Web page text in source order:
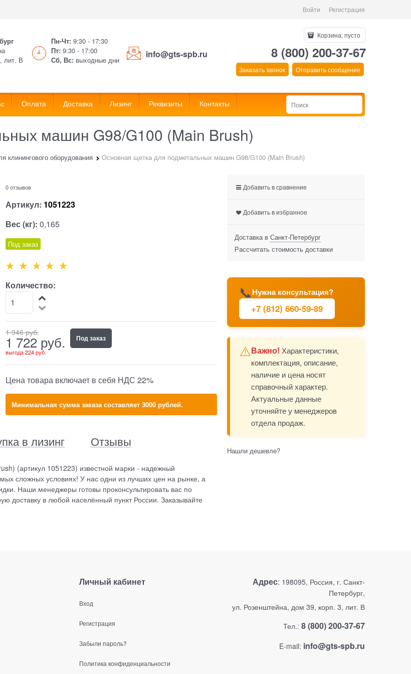
Войти Регистрация
лит. В
Пн-Чт: 9:30 - 17:30
Пт: 9:30 - 17:00
Сб, Вс: выходные дни
info@gts-spb.ru
Корзина:пусто
8 (800) 200-37-67
Заказать звонок Отправить сообщение
Оплата Доставка Лизинг Реквизиты Контакты
машин G98/G100 (Main Brush)
клинингового оборудования Основная щетка для подметальных машин G98/G100 (Main Brush)
0 отзывов
Артикул: 1051223
Вес (кг): 0,165
Под заказ
Количество:
1 946 руб.
1 722 руб.
выгода224 руб.
Под заказ
Цена товара включает в себя НДС 22%
Минимальная сумма заказа составляет 3000 рублей.
в лизинг Отзывы
(артикул 1051223) известной марки - надежный
сложных условиях! У нас одни из лучших цен на рынке, а
Наши менеджеры готовы проконсультировать вас по
в любой населённый пункт России. Заказывайте
📞Нужна консультация?
+7 (812) 660-59-89
⚠️Важно! Характеристики,
комплектация, описание,
наличие и цена носят
справочный характер.
Актуальные данные
уточняйте у менеджеров
отдела продаж.
Добавить в сравнение
Добавить в избранное
Доставка в Санкт-Петербург
Рассчитать стоимость доставки
Нашли дешевле?
Личный кабинет
Вход
Регистрация
Забыли пароль?
Политика конфиденциальности
Адрес: 198095, Россия, г. Санкт-
Петербург,
ул. Розенштейна, дом 39, корп. 3, лит. В
Тел.: 8 (800) 200-37-67
E-mail: info@gts-spb.ru